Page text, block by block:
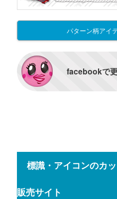
パターン柄アイ
facebookで
標識・アイコンのカ
販売サイト